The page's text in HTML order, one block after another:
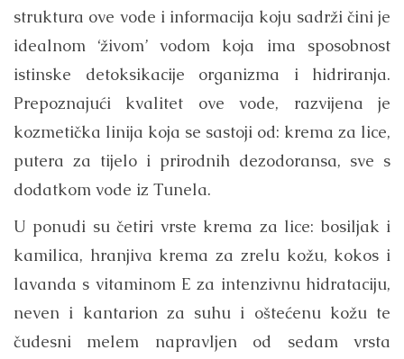
struktura ove vode i informacija koju sadrži čini je
idealnom ‘živom’ vodom koja ima sposobnost
istinske detoksikacije organizma i hidriranja.
Prepoznajući kvalitet ove vode, razvijena je
kozmetička linija koja se sastoji od: krema za lice,
putera za tijelo i prirodnih dezodoransa, sve s
dodatkom vode iz Tunela.
U ponudi su četiri vrste krema za lice: bosiljak i
kamilica, hranjiva krema za zrelu kožu, kokos i
lavanda s vitaminom E za intenzivnu hidrataciju,
neven i kantarion za suhu i oštećenu kožu te
čudesni melem napravljen od sedam vrsta